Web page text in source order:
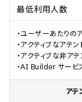
最低利用人数
・ユーザーあたりの
・アクティブなアテ
・アクティブな非ア
・AI Builder サービ
アテ